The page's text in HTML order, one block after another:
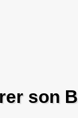
son